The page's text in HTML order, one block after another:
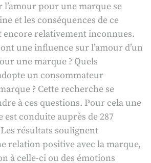
l’amour pour une marque se
et les conséquences de ce
encore relativement inconnues.
une influence sur l’amour d’un
une marque ? Quels
un consommateur
? Cette recherche se
à ces questions. Pour cela une
conduite auprès de 287
résultats soulignent
relation positive avec la marque,
à celle-ci ou des émotions